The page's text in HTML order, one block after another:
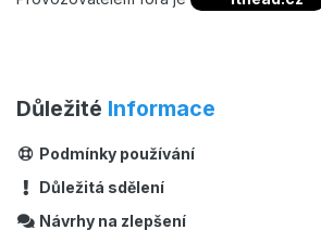
Důležité Informace
Podmínky používání
Důležitá sdělení
Návrhy na zlepšení